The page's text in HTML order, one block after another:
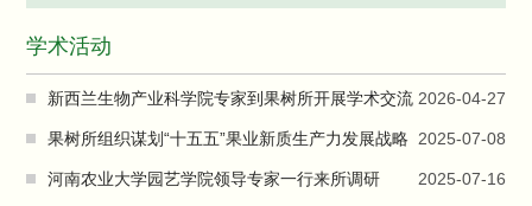
学术活动
2026-04-27
新西兰生物产业科学院专家到果树所开展学术交流
2025-07-08
果树所组织谋划“十五五”果业新质生产力发展战略
2025-07-16
河南农业大学园艺学院领导专家一行来所调研